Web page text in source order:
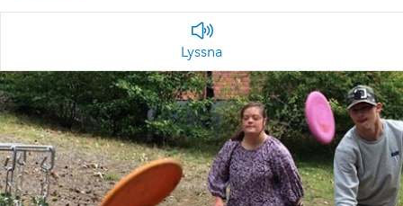
Lyssna